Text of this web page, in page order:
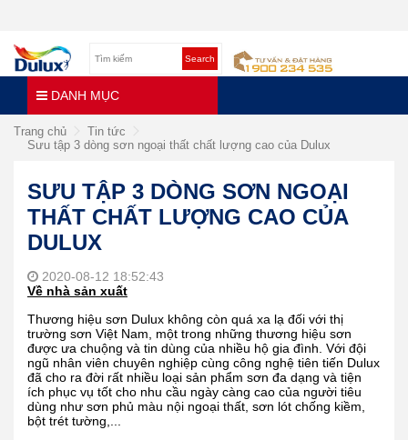
Search
DANH MỤC
Trang chủ
Tin tức
Sưu tập 3 dòng sơn ngoại thất chất lượng cao của Dulux
SƯU TẬP 3 DÒNG SƠN NGOẠI
THẤT CHẤT LƯỢNG CAO CỦA
DULUX
2020-08-12 18:52:43
Về nhà sản xuất
Thương hiệu sơn Dulux không còn quá xa lạ đối với thị
trường sơn Việt Nam, một trong những thương hiệu sơn
được ưa chuộng và tin dùng của nhiều hộ gia đình. Với đội
ngũ nhân viên chuyên nghiệp cùng công nghệ tiên tiến Dulux
đã cho ra đời rất nhiều loại sản phẩm sơn đa dạng và tiện
ích phục vụ tốt cho nhu cầu ngày càng cao của người tiêu
dùng như sơn phủ màu nội ngoại thất, sơn lót chống kiềm,
bột trét tường,...